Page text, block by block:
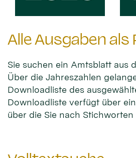
Alle Ausgaben als
Sie suchen ein Amtsblatt aus
Über die Jahreszahlen
Downloadliste des
Downloadliste verfügt über
über die Sie nach